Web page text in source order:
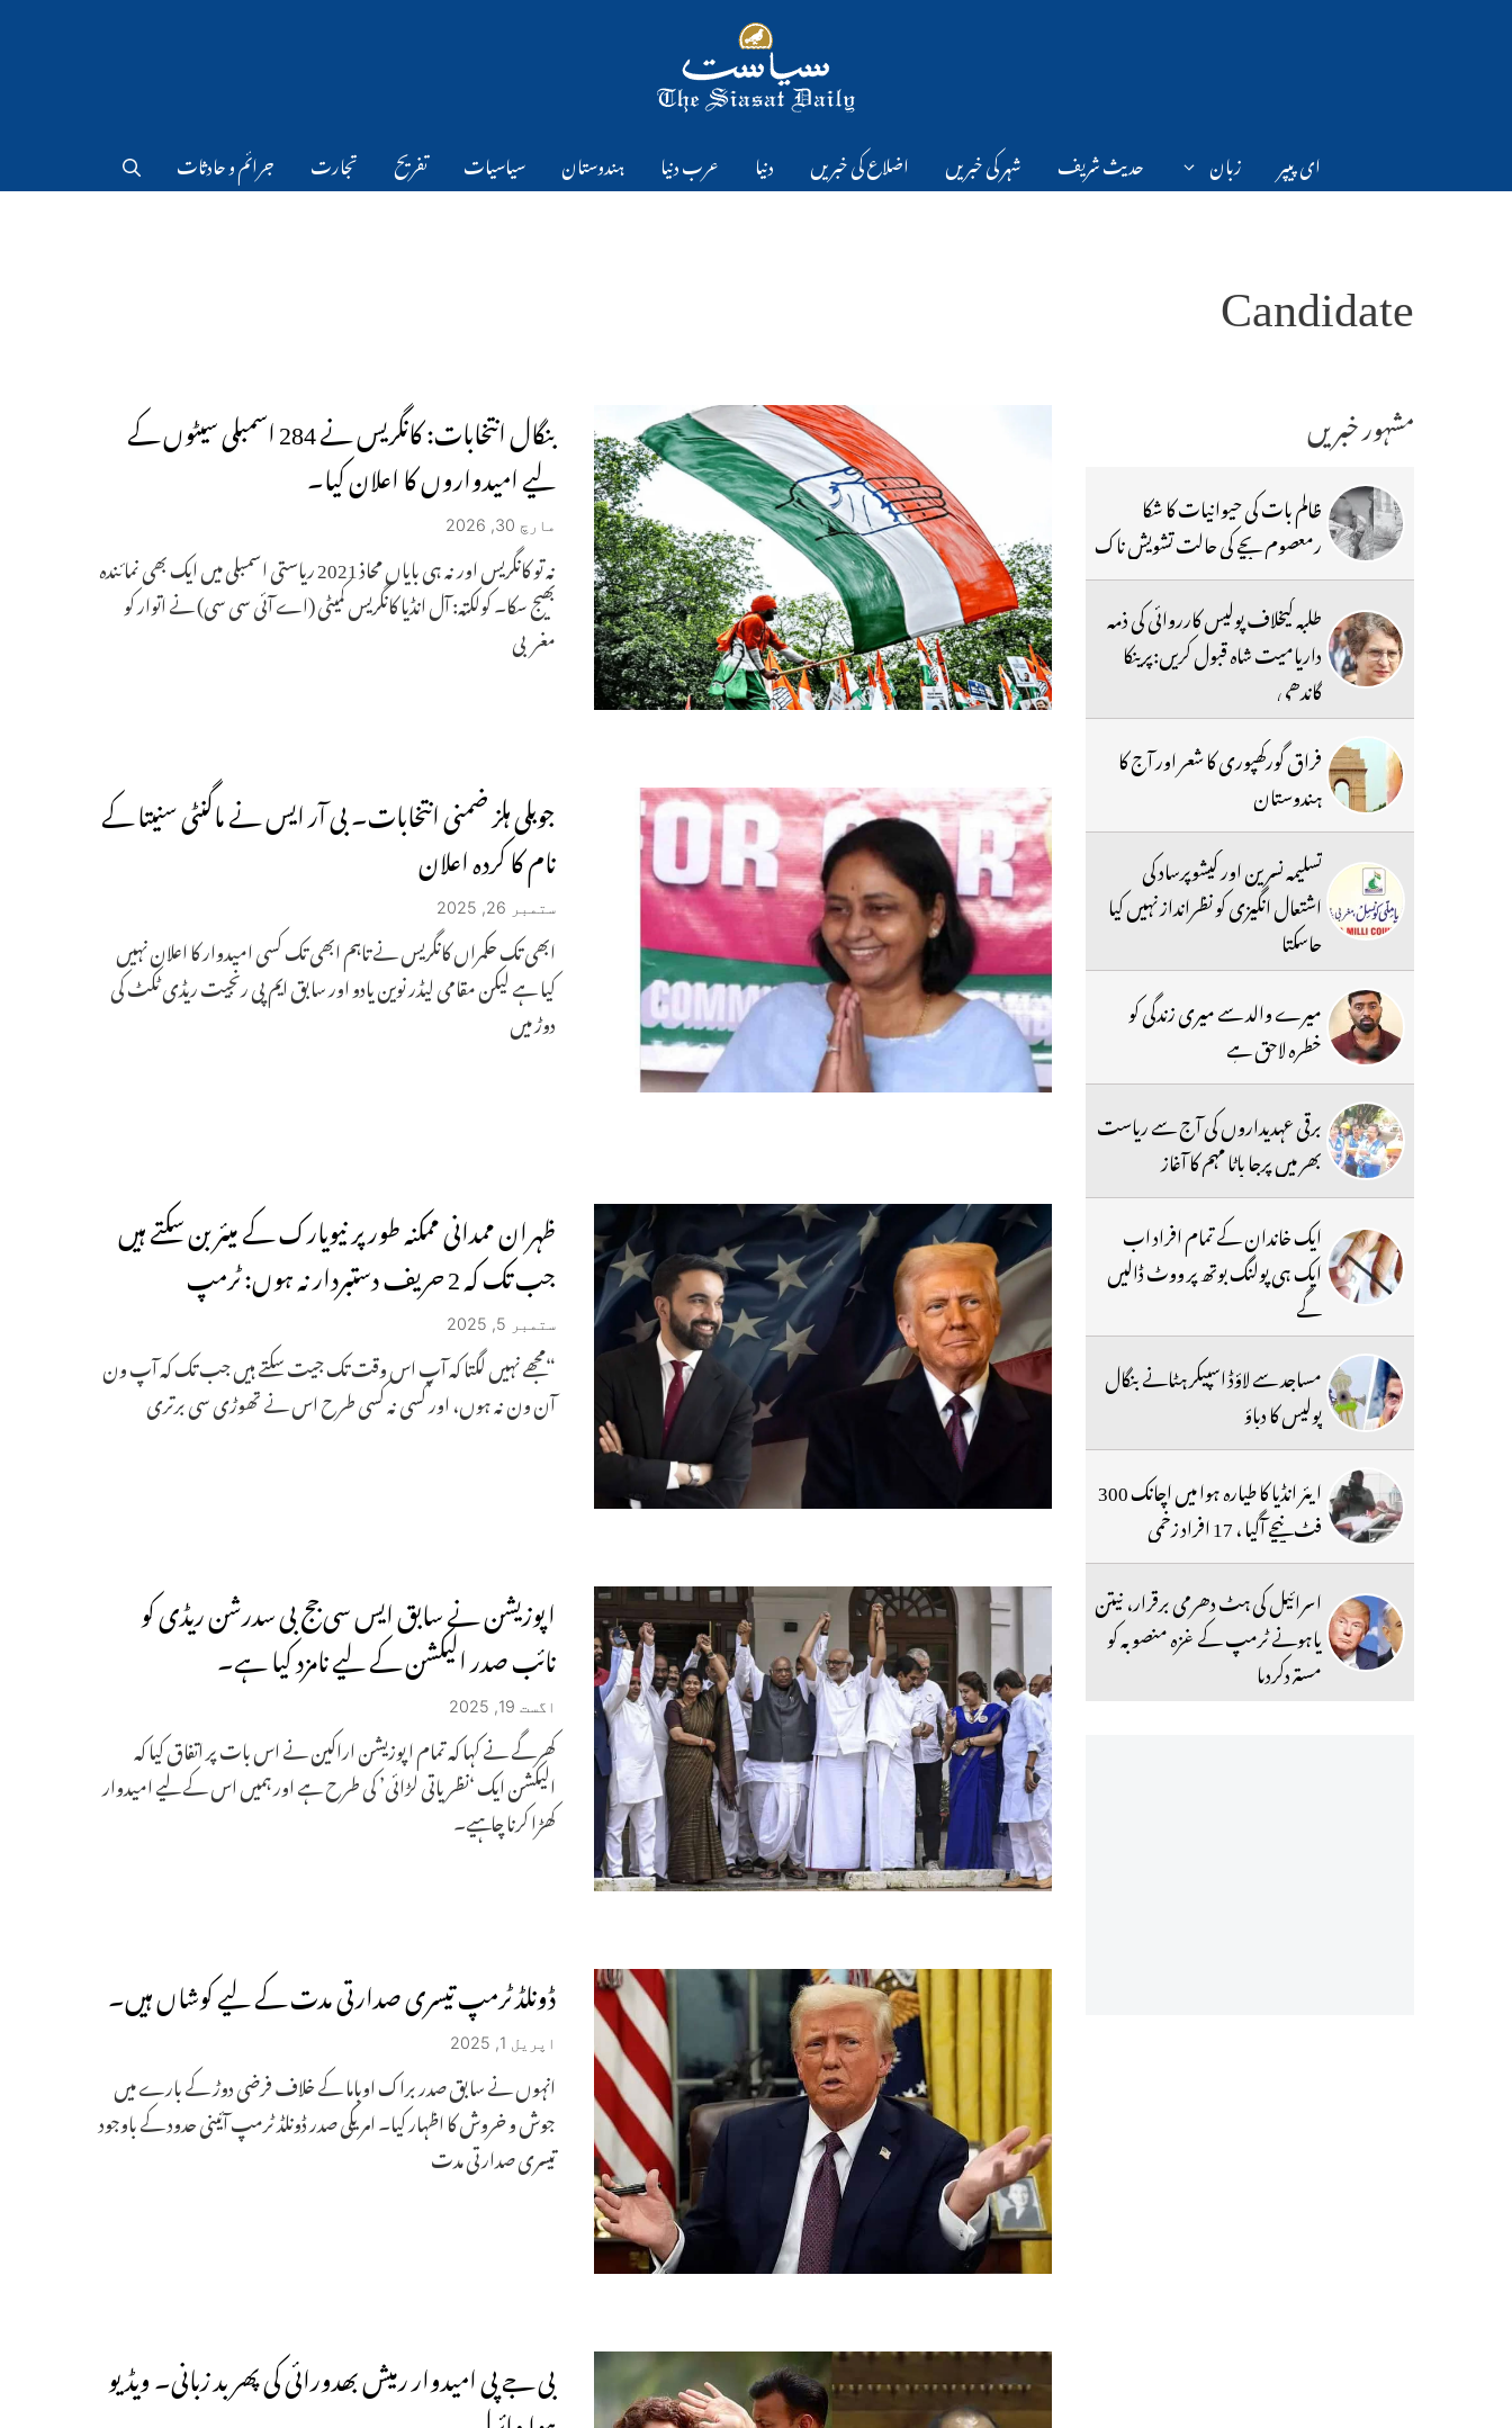
ای پیپر زبان حدیث شریف شہر کی خبریں اضلاع کی خبریں دنیا عرب دنیا ہندوستان سیاسیات تفریح تجارت جرائم و حادثات
Candidate
بنگال انتخابات: کانگریس نے 284 اسمبلی سیٹوں کے
لیے امیدواروں کا اعلان کیا۔
مارچ 30, 2026
نہ تو کانگریس اور نہ ہی بایاں محاذ 2021 ریاستی اسمبلی میں ایک بھی نمائندہ
بھیج سکا۔ کولکتہ: آل انڈیا کانگریس کمیٹی (اے آئی سی سی) نے اتوار کو
مغربی
جوبلی ہلز ضمنی انتخابات۔ بی آر ایس نے ماگنٹی سنیتا کے
نام کا کردہ اعلان
ستمبر 26, 2025
ابھی تک حکمراں کانگریس نے تاہم ابھی تک کسی امیدوار کا اعلان نہیں
کیا ہے لیکن مقامی لیڈر نوین یادو اور سابق ایم پی رنجیت ریڈی ٹکٹ کی
دوڑ میں
ظہران ممدانی ممکنہ طور پر نیویارک کے میئر بن سکتے ہیں
جب تک کہ 2 حریف دستبردار نہ ہوں: ٹرمپ
ستمبر 5, 2025
“مجھے نہیں لگتا کہ آپ اس وقت تک جیت سکتے ہیں جب تک کہ آپ ون
آن ون نہ ہوں، اور کسی نہ کسی طرح اس نے تھوڑی سی برتری
اپوزیشن نے سابق ایس سی جج بی سدرشن ریڈی کو
نائب صدر الیکشن کے لیے نامزد کیا ہے۔
اگست 19, 2025
کھرگے نے کہا کہ تمام اپوزیشن اراکین نے اس بات پر اتفاق کیا کہ
الیکشن ایک ‘نظریاتی لڑائی’ کی طرح ہے اور ہمیں اس کے لیے امیدوار
کھڑا کرنا چاہیے۔
ڈونلڈ ٹرمپ تیسری صدارتی مدت کے لیے کوشاں ہیں۔
اپریل 1, 2025
انہوں نے سابق صدر براک اوباما کے خلاف فرضی دوڑ کے بارے میں
جوش و خروش کا اظہار کیا۔ امریکی صدر ڈونلڈ ٹرمپ آئینی حدود کے باوجود
تیسری صدارتی مدت
بی جے پی امیدوار رمیش بھدورائی کی پھر بد زبانی۔ ویڈیو
مشہور خبریں
ظالم بات کی حیوانیات کا شکا
رمعصوم بچے کی حالت تشویش ناک
طلبہ کیخلاف پولیس کارروائی کی ذمہ
داریامیت شاہ قبول کریں:پرینکا
گاندھی
فراق گورکھپوری کا شعر اور آج کا
ہندوستان
تسلیمہ نسرین اور کیشوپرساد کی
اشتعال انگیزی کو نظرانداز نہیں کیا
جاسکتا
میرے والد سے میری زندگی کو
خطرہ لاحق ہے
برقی عہدیداروں کی آج سے ریاست
بھر میں پرجا باٹا مہم کا آغاز
ایک خاندان کے تمام افراد اب
ایک ہی پولنگ بوتھ پر ووٹ ڈالیں
گے
مساجد سے لاؤڈ اسپیکر ہٹانے بنگال
پولیس کا دباؤ
ایئر انڈیا کا طیارہ ہوا میں اچانک 300
فٹ نیچے آگیا ، 17 افراد زخمی
اسرائیل کی ہٹ دھرمی برقرار، نیتن
یاہونے ٹرمپ کے غزہ منصوبہ کو
مستردکردیا